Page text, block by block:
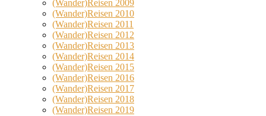
(Wander)Reisen 2009
(Wander)Reisen 2010
(Wander)Reisen 2011
(Wander)Reisen 2012
(Wander)Reisen 2013
(Wander)Reisen 2014
(Wander)Reisen 2015
(Wander)Reisen 2016
(Wander)Reisen 2017
(Wander)Reisen 2018
(Wander)Reisen 2019